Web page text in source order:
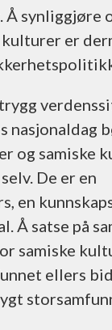
Å synliggjøre
kulturer er
nasjonaldag
og samiske
De er en
en
Å satse på
samiske
ellers